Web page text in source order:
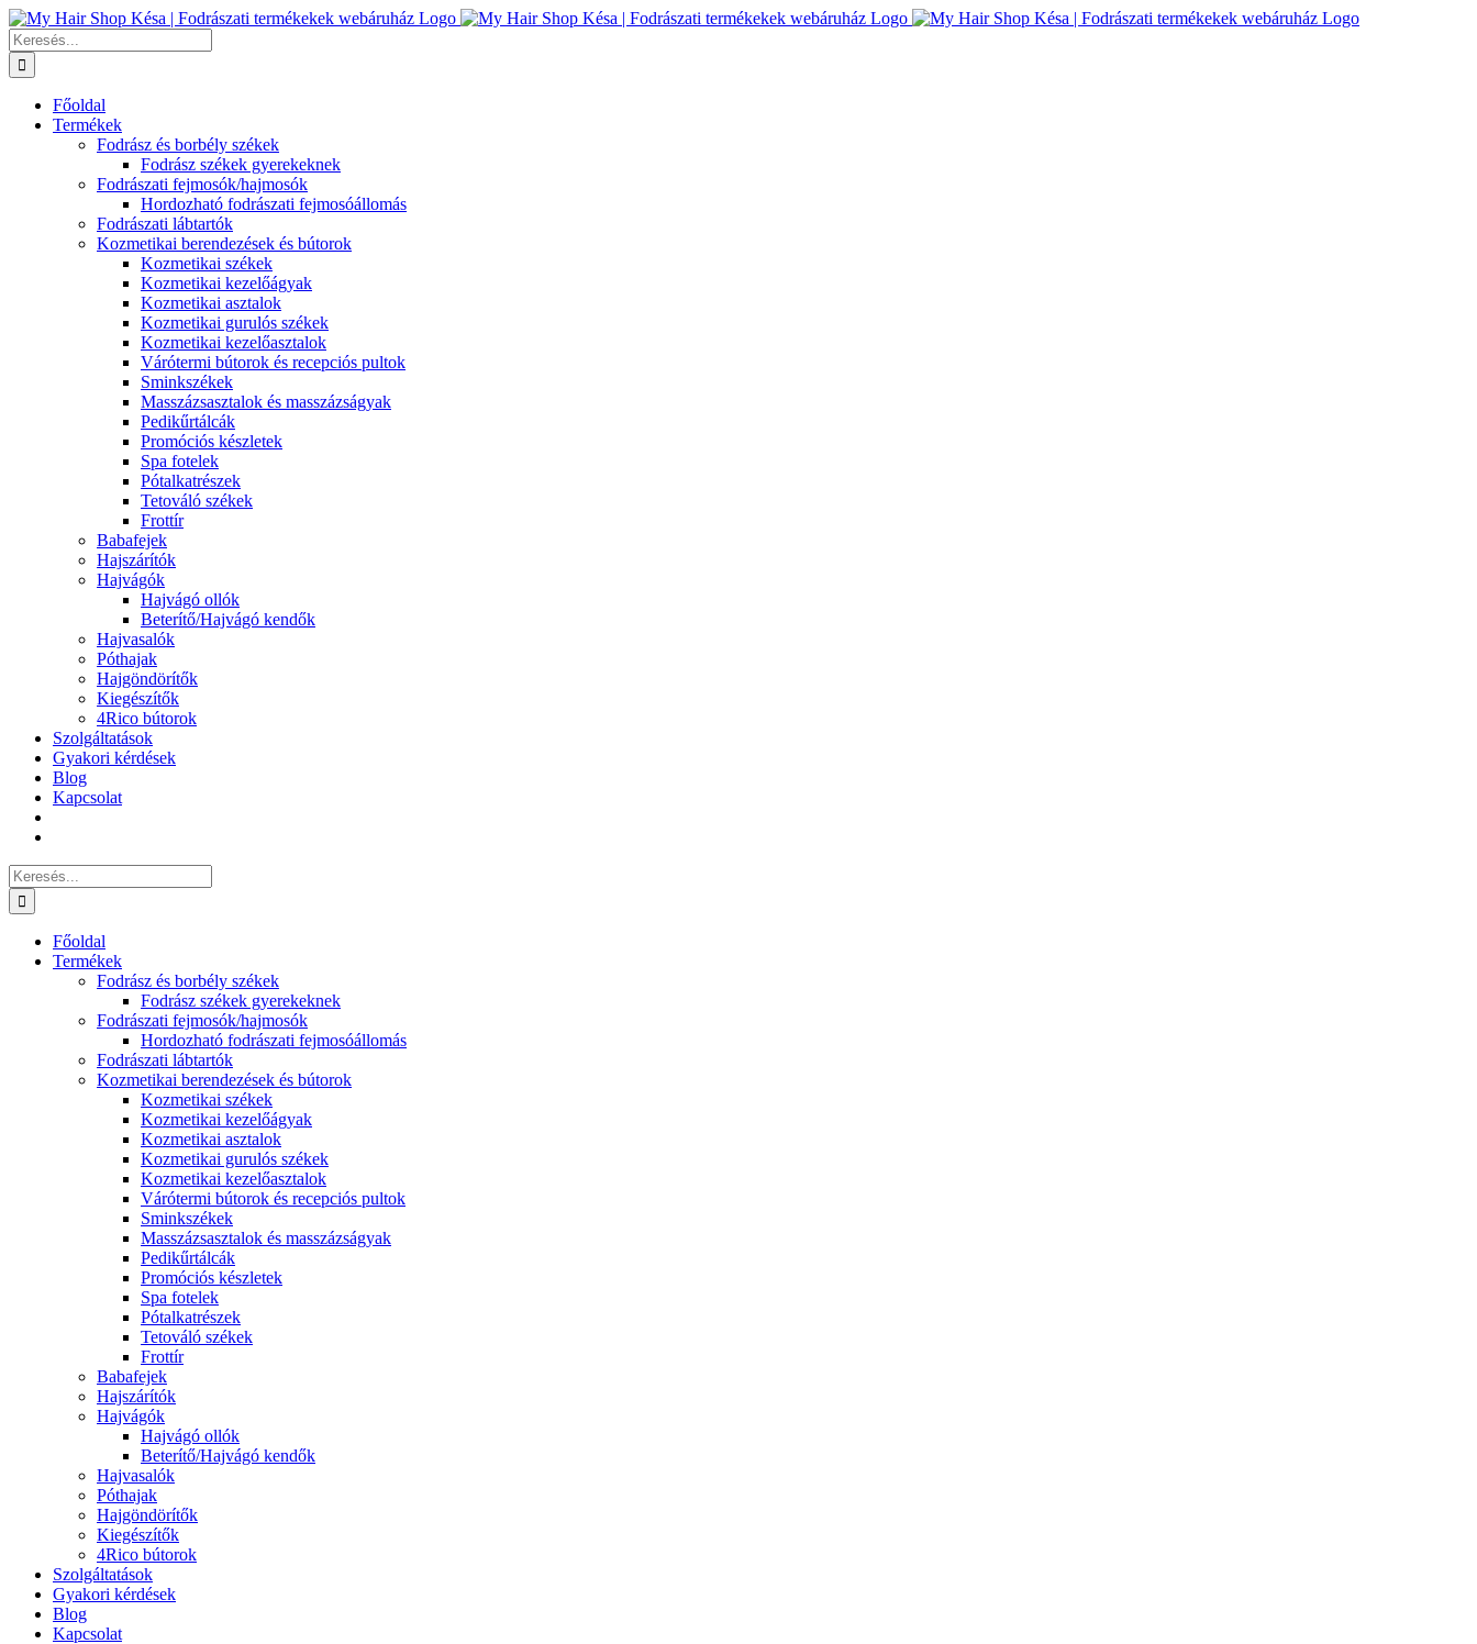
Kihagyás
Keresés...
Főoldal
Termékek
Fodrász és borbély székek
Fodrász székek gyerekeknek
Fodrászati fejmosók/hajmosók
Hordozható fodrászati fejmosóállomás
Fodrászati lábtartók
Kozmetikai berendezések és bútorok
Kozmetikai székek
Kozmetikai kezelőágyak
Kozmetikai asztalok
Kozmetikai gurulós székek
Kozmetikai kezelőasztalok
Várótermi bútorok és recepciós pultok
Sminkszékek
Masszázsasztalok és masszázságyak
Pedikűrtálcák
Promóciós készletek
Spa fotelek
Pótalkatrészek
Tetováló székek
Frottír
Babafejek
Hajszárítók
Hajvágók
Hajvágó ollók
Beterítő/Hajvágó kendők
Hajvasalók
Póthajak
Hajgöndörítők
Kiegészítők
4Rico bútorok
Szolgáltatások
Gyakori kérdések
Blog
Kapcsolat
Keresés...
Főoldal
Termékek
Fodrász és borbély székek
Fodrász székek gyerekeknek
Fodrászati fejmosók/hajmosók
Hordozható fodrászati fejmosóállomás
Fodrászati lábtartók
Kozmetikai berendezések és bútorok
Kozmetikai székek
Kozmetikai kezelőágyak
Kozmetikai asztalok
Kozmetikai gurulós székek
Kozmetikai kezelőasztalok
Várótermi bútorok és recepciós pultok
Sminkszékek
Masszázsasztalok és masszázságyak
Pedikűrtálcák
Promóciós készletek
Spa fotelek
Pótalkatrészek
Tetováló székek
Frottír
Babafejek
Hajszárítók
Hajvágók
Hajvágó ollók
Beterítő/Hajvágó kendők
Hajvasalók
Póthajak
Hajgöndörítők
Kiegészítők
4Rico bútorok
Szolgáltatások
Gyakori kérdések
Blog
Kapcsolat